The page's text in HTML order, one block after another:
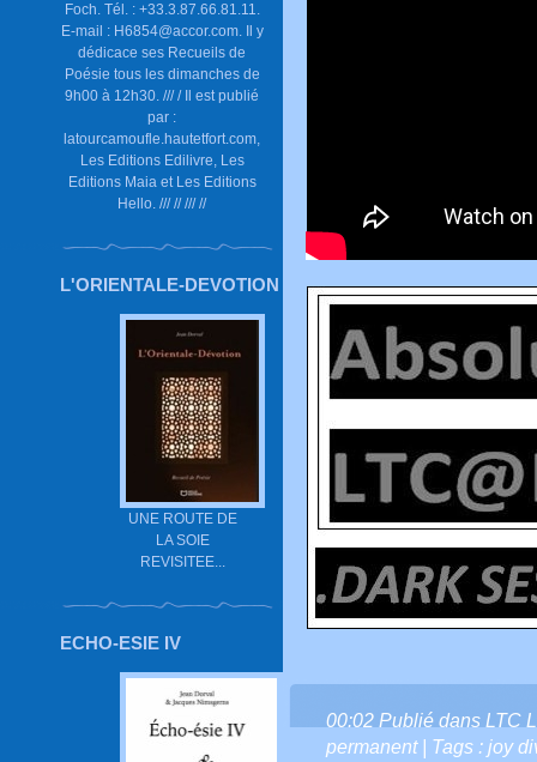
Foch. Tél. : +33.3.87.66.81.11.
E-mail : H6854@accor.com. Il y
dédicace ses Recueils de
Poésie tous les dimanches de
9h00 à 12h30. /// / Il est publié
par :
latourcamoufle.hautetfort.com,
Les Editions Edilivre, Les
Editions Maia et Les Editions
Hello. /// // /// //
L'ORIENTALE-DEVOTION
UNE ROUTE DE
LA SOIE
REVISITEE...
ECHO-ESIE IV
00:02 Publié dans LTC
permanent| Tags : joy